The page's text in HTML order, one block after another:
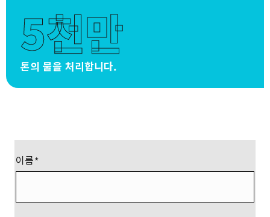
5천만
톤의 물을 처리합니다.
이름